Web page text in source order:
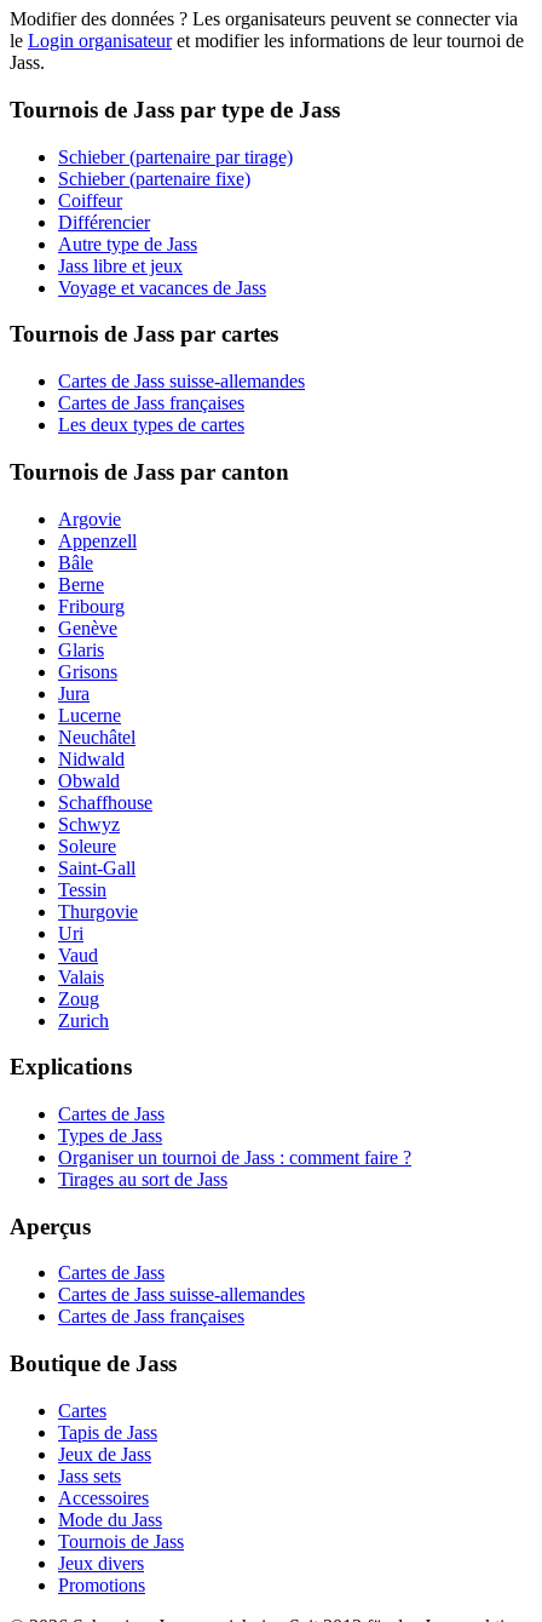
Modifier des données ? Les organisateurs peuvent se connecter via
le Login organisateuret modifier les informations de leur tournoi de
Jass.
Tournois de Jass par type de Jass
Schieber (partenaire par tirage)
Schieber (partenaire fixe)
Coiffeur
Différencier
Autre type de Jass
Jass libre et jeux
Voyage et vacances de Jass
Tournois de Jass par cartes
Cartes de Jass suisse-allemandes
Cartes de Jass françaises
Les deux types de cartes
Tournois de Jass par canton
Argovie
Appenzell
Bâle
Berne
Fribourg
Genève
Glaris
Grisons
Jura
Lucerne
Neuchâtel
Nidwald
Obwald
Schaffhouse
Schwyz
Soleure
Saint-Gall
Tessin
Thurgovie
Uri
Vaud
Valais
Zoug
Zurich
Explications
Cartes de Jass
Types de Jass
Organiser un tournoi de Jass : comment faire ?
Tirages au sort de Jass
Aperçus
Cartes de Jass
Cartes de Jass suisse-allemandes
Cartes de Jass françaises
Boutique de Jass
Cartes
Tapis de Jass
Jeux de Jass
Jass sets
Accessoires
Mode du Jass
Tournois de Jass
Jeux divers
Promotions